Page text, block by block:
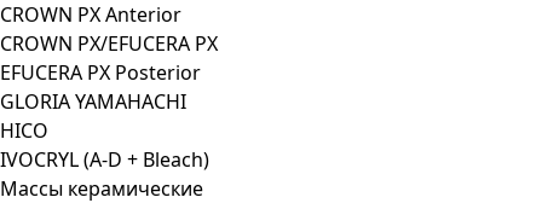
CROWN PX Anterior
CROWN PX/EFUCERA PX
EFUCERA PX Posterior
GLORIA YAMAHACHI
HICO
IVOCRYL (A-D + Bleach)
Массы керамические